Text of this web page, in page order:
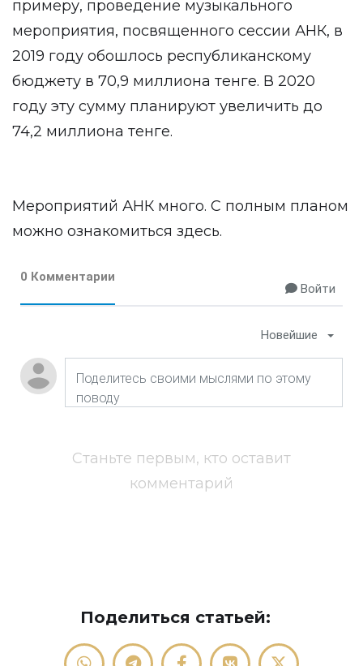
примеру, проведение музыкального
мероприятия, посвященного сессии АНК, в
2019 году обошлось республиканскому
бюджету в 70,9 миллиона тенге. В 2020
году эту сумму планируют увеличить до
74,2 миллиона тенге.
Мероприятий АНК много. С полным планом
можно ознакомиться здесь.
0 Комментарии
Войти
Новейшие
Станьте первым, кто оставит
комментарий
Поделиться статьей: